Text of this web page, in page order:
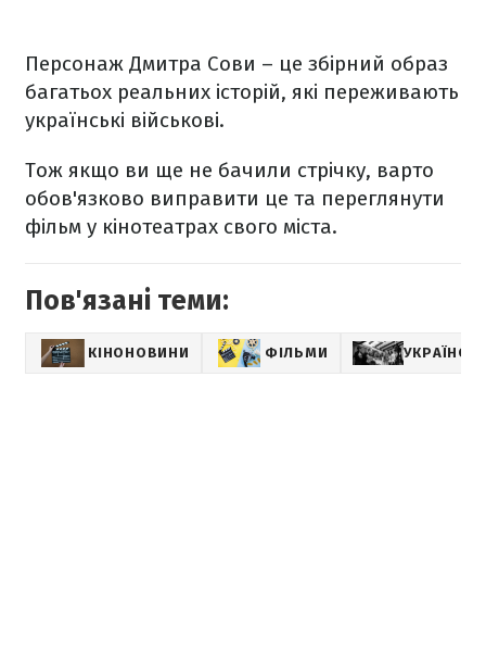
Персонаж Дмитра Сови – це збірний образ
багатьох реальних історій, які переживають
українські військові.
Тож якщо ви ще не бачили стрічку, варто
обов'язково виправити це та переглянути
фільм у кінотеатрах свого міста.
Пов'язані теми:
КІНОНОВИНИ ФІЛЬМИ